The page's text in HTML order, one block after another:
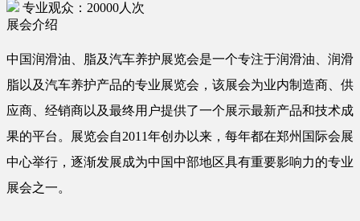
专业观众：20000人次
展会介绍
中国润滑油、脂及汽车养护展览会是一个专注于润滑油、润滑
脂以及汽车养护产品的专业展览会，该展会为业内制造商、供
应商、经销商以及最终用户提供了一个展示最新产品和技术成
果的平台。展览会自2011年创办以来，每年都在郑州国际会展
中心举行，逐渐发展成为中国中部地区具有重要影响力的专业
展会之一。